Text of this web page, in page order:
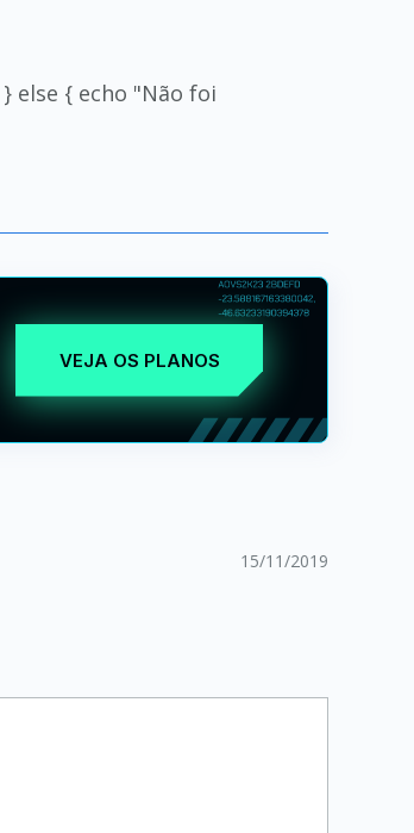
else { echo "Não foi
VEJA OS PLANOS
15/11/2019